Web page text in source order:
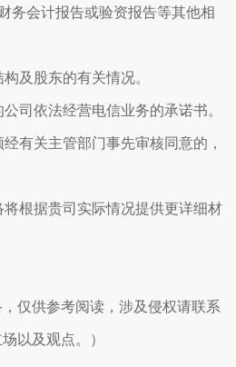
务会计报告或验资报告等其他相
及股东的有关情况。
司依法经营电信业务的承诺书。
有关主管部门事先审核同意的，
根据贵司实际情况提供更详细材
，仅供参考阅读，涉及侵权请联系
以及观点。）